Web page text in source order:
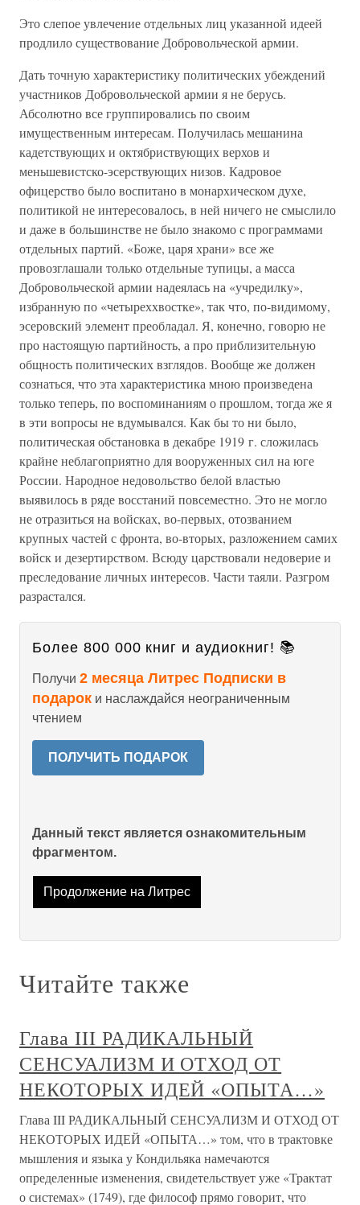
Это слепое увлечение отдельных лиц указанной идеей
продлило существование Добровольческой армии.
Дать точную характеристику политических убеждений
участников Добровольческой армии я не берусь.
Абсолютно все группировались по своим
имущественным интересам. Получилась мешанина
кадетствующих и октябриствующих верхов и
меньшевистско-эсерствующих низов. Кадровое
офицерство было воспитано в монархическом духе,
политикой не интересовалось, в ней ничего не смыслило
и даже в большинстве не было знакомо с программами
отдельных партий. «Боже, царя храни» все же
провозглашали только отдельные тупицы, а масса
Добровольческой армии надеялась на «учредилку»,
избранную по «четыреххвостке», так что, по-видимому,
эсеровский элемент преобладал. Я, конечно, говорю не
про настоящую партийность, а про приблизительную
общность политических взглядов. Вообще же должен
сознаться, что эта характеристика мною произведена
только теперь, по воспоминаниям о прошлом, тогда же я
в эти вопросы не вдумывался. Как бы то ни было,
политическая обстановка в декабре 1919 г. сложилась
крайне неблагоприятно для вооруженных сил на юге
России. Народное недовольство белой властью
выявилось в ряде восстаний повсеместно. Это не могло
не отразиться на войсках, во-первых, отозванием
крупных частей с фронта, во-вторых, разложением самих
войск и дезертирством. Всюду царствовали недоверие и
преследование личных интересов. Части таяли. Разгром
разрастался.
Более 800 000 книг и аудиокниг! 📚
Получи 2 месяца Литрес Подписки в
подарок и наслаждайся неограниченным
чтением
ПОЛУЧИТЬ ПОДАРОК
Данный текст является ознакомительным
фрагментом.
Продолжение на Литрес
Читайте также
Глава III РАДИКАЛЬНЫЙ
СЕНСУАЛИЗМ И ОТХОД ОТ
НЕКОТОРЫХ ИДЕЙ «ОПЫТА…»
Глава III РАДИКАЛЬНЫЙ СЕНСУАЛИЗМ И ОТХОД ОТ
НЕКОТОРЫХ ИДЕЙ «ОПЫТА…» том, что в трактовке
мышления и языка у Кондильяка намечаются
определенные изменения, свидетельствует уже «Трактат
о системах» (1749), где философ прямо говорит, что